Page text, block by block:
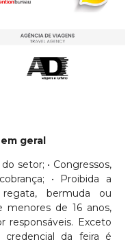
geral
setor; • Congressos,
• Proibida a
bermuda ou
menores de 16 anos,
responsáveis. Exceto
da feira é